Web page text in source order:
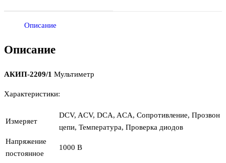
Описание
Описание
АКИП-2209/1 Мультиметр
Характеристики:
Измеряет
DCV, ACV, DCA, ACA, Сопротивление, Прозвон
цепи, Температура, Проверка диодов
Напряжение
постоянное
1000 В